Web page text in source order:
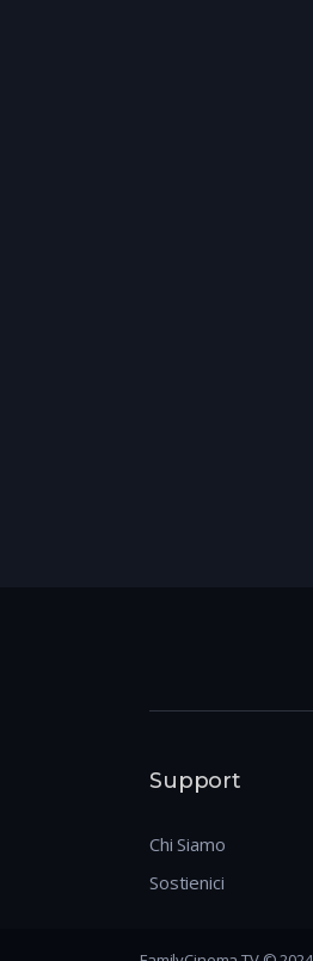
Support
Chi Siamo
Sostienici